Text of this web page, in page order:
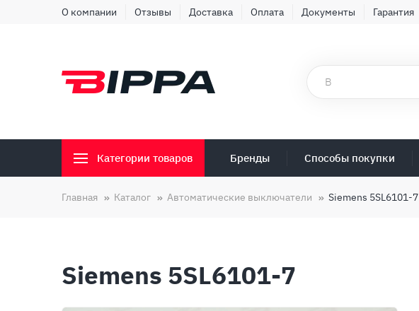
О компании Отзывы Доставка Оплата Документы Гарантия
Категории товаров Бренды Способы покупки
Главная Каталог Автоматические выключатели Siemens 5SL6101-7
Siemens 5SL6101-7